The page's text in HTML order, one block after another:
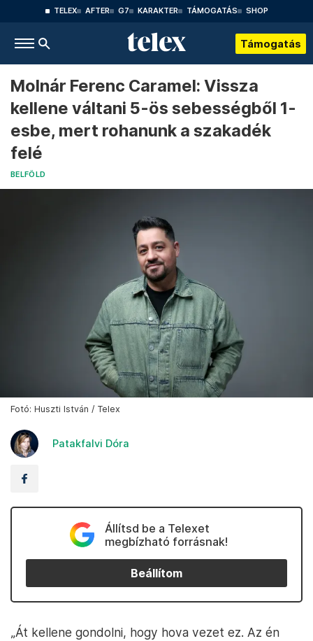
TELEX AFTER G7 KARAKTER TÁMOGATÁS SHOP
Támogatás
Molnár Ferenc Caramel: Vissza
kellene váltani 5-ös sebességből 1-
esbe, mert rohanunk a szakadék
felé
BELFÖLD
Fotó: Huszti István / Telex
Patakfalvi Dóra
Állítsd be a Telexet
megbízható forrásnak!
Beállítom
„Át kellene gondolni, hogy hova vezet ez. Az én